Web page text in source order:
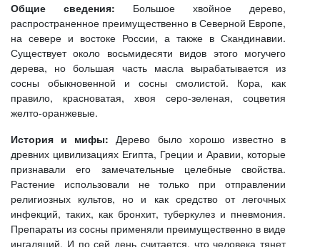
Общие сведения: Большое хвойное дерево,
распространенное преимущественно в Северной Европе,
на севере и востоке России, а также в Скандинавии.
Существует около восьмидесяти видов этого могучего
дерева, но большая часть масла вырабатывается из
сосны обыкновенной и сосны смолистой. Кора, как
правило, красноватая, хвоя серо-зеленая, соцветия
желто-оранжевые.
История и мифы: Дерево было хорошо известно в
древних цивилизациях Египта, Греции и Аравии, которые
признавали его замечательные целебные свойства.
Растение использовали не только при отправлении
религиозных культов, но и как средство от легочных
инфекций, таких, как бронхит, туберкулез и пневмония.
Препараты из сосны применяли преимущественно в виде
ингаляций. И по сей день считается, что человека тянет